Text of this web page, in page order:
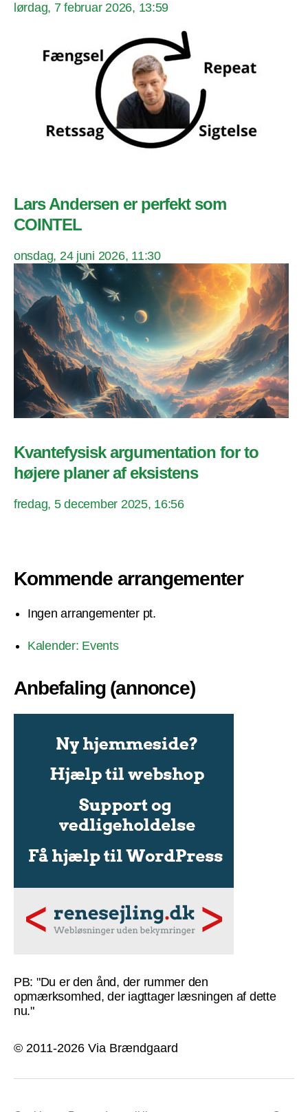
lørdag, 7 februar 2026, 13:59
Lars Andersen er perfekt som
COINTEL
onsdag, 24 juni 2026, 11:30
Kvantefysisk argumentation for to
højere planer af eksistens
fredag, 5 december 2025, 16:56
Kommende arrangementer
Ingen arrangementer pt.
Kalender: Events
Anbefaling (annonce)
PB: "Du er den ånd, der rummer den
opmærksomhed, der iagttager læsningen af dette
nu."
© 2011-2026 Via Brændgaard